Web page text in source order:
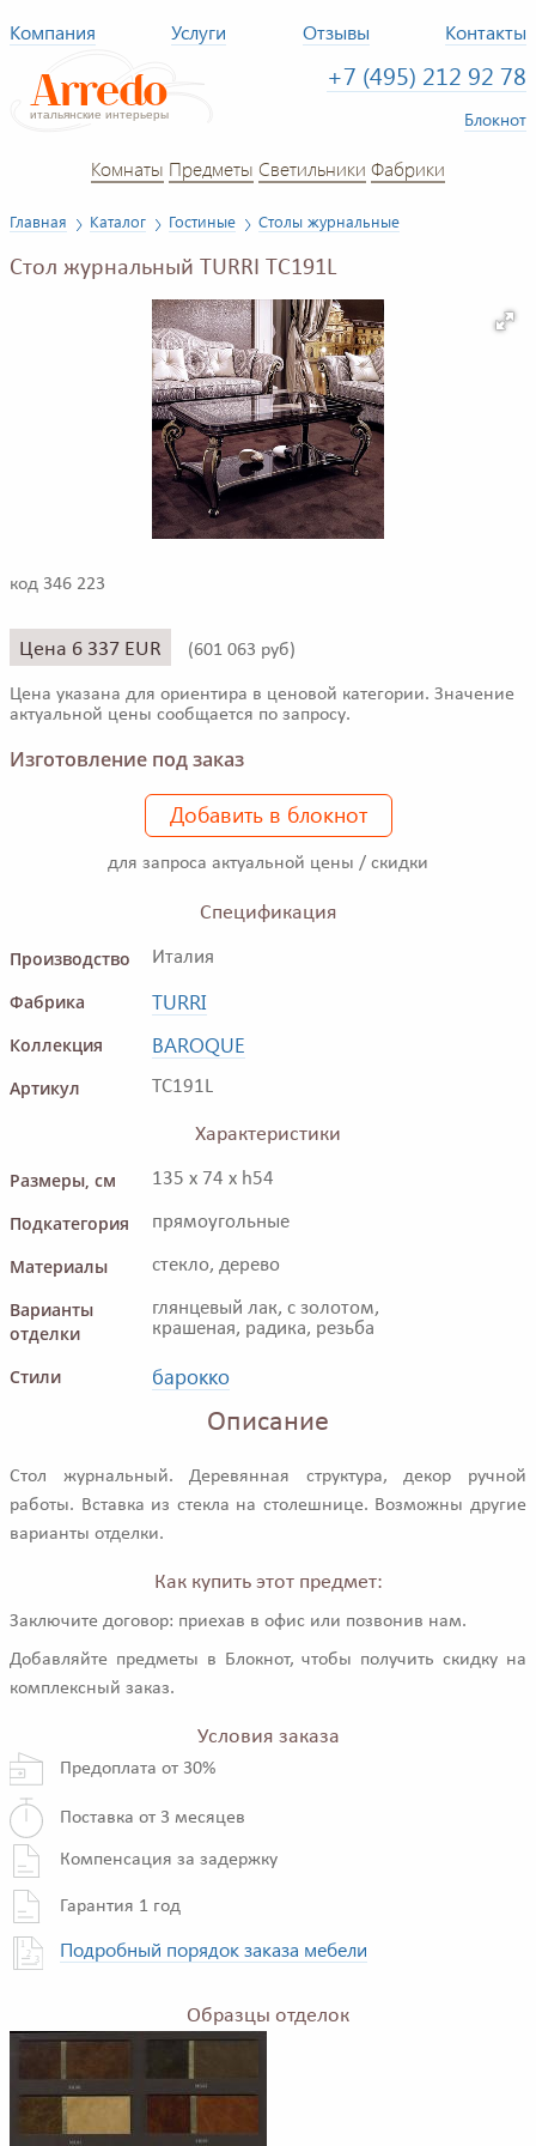
Компания Услуги Отзывы Контакты
+7 (495) 212 92 78
Блокнот
Комнаты Предметы Светильники Фабрики
Главная Каталог Гостиные Столы журнальные
Стол журнальный TURRI TC191L
код 346 223
Цена 6 337 EUR (601 063 руб)
Цена указана для ориентира в ценовой категории. Значение
актуальной цены сообщается по запросу.
Изготовление под заказ
Добавить в блокнот
для запроса актуальной цены / скидки
Спецификация
Производство
Италия
Фабрика TURRI
Коллекция BAROQUE
Артикул TC191L
Характеристики
Размеры, см
135 x 74 x h54
Подкатегория прямоугольные
Материалы стекло, дерево
Варианты
отделки
глянцевый лак, с золотом,
крашеная, радика, резьба
Стили барокко
Описание
Стол журнальный. Деревянная структура, декор ручной
работы. Вставка из стекла на столешнице. Возможны другие
варианты отделки.
Как купить этот предмет:
Заключите договор: приехав в офис или позвонив нам.
Добавляйте предметы в Блокнот, чтобы получить скидку на
комплексный заказ.
Условия заказа
Предоплата от 30%
Поставка от 3 месяцев
Компенсация за задержку
Гарантия 1 год
Подробный порядок заказа мебели
Образцы отделок